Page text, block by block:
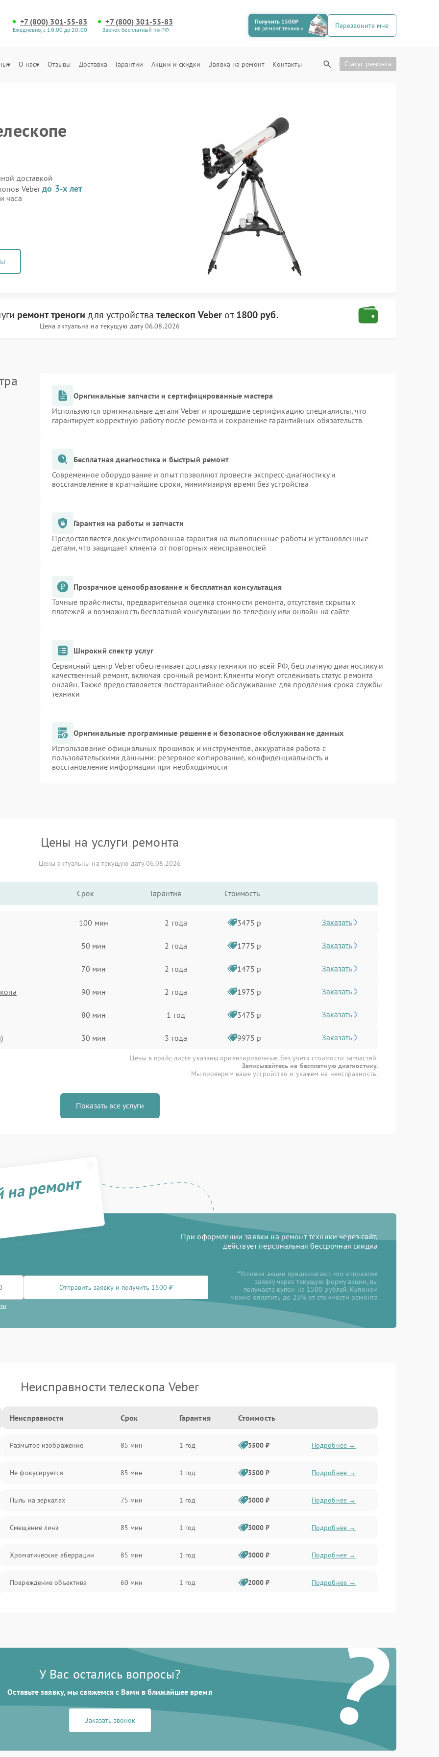
+7 (800) 301-55-83
Ежедневно, с 10:00 до 20:00
+7 (800) 301-55-83
Звонок бесплатный по РФ
Получить 1500₽
на ремонт техники
Перезвоните мне
О нас Отзывы Доставка Гарантии Акции и скидки Заявка на ремонт Контакты Статус ремонта
доставкой
Veberдо 3-х лет
часа
ремонт треноги для устройства телескоп Veber от1800 руб.
Цена актуальна на текущую дату 06.08.2026
Оригинальные запчасти и сертифицированные мастера
Используются оригинальные детали Veber и прошедшие сертификацию специалисты, что
гарантирует корректную работу после ремонта и сохранение гарантийных обязательств
Бесплатная диагностика и быстрый ремонт
Современное оборудование и опыт позволяют провести экспресс-диагностику и
восстановление в кратчайшие сроки, минимизируя время без устройства
Гарантия на работы и запчасти
Предоставляется документированная гарантия на выполненные работы и установленные
детали, что защищает клиента от повторных неисправностей
Прозрачное ценообразование и бесплатная консультация
Точные прайс-листы, предварительная оценка стоимости ремонта, отсутствие скрытых
платежей и возможность бесплатной консультации по телефону или онлайн на сайте
Широкий спектр услуг
Сервисный центр Veber обеспечивает доставку техники по всей РФ, бесплатную диагностику и
качественный ремонт, включая срочный ремонт. Клиенты могут отслеживать статус ремонта
онлайн. Также предоставляется постгарантийное обслуживание для продления срока службы
техники
Оригинальные программные решение и безопасное обслуживание данных
Использование официальных прошивок и инструментов, аккуратная работа с
пользовательскими данными: резервное копирование, конфиденциальность и
восстановление информации при необходимости
Цены на услуги ремонта
Цены актуальны на текущую дату 06.08.2026
Срок Гарантия Стоимость
100 мин 2 года 3475 р Заказать
50 мин 2 года 1775 р Заказать
70 мин 2 года 1475 р Заказать
90 мин 2 года 1975 р Заказать
80 мин 1 год 3475 р Заказать
30 мин 3 года 9975 р Заказать
Цены в прайс-листе указаны ориентировочные, без учета стоимости запчастей.
Записывайтесь на бесплатную диагностику.
Мы проверим ваше устройство и укажем на неисправность.
Показать все услуги
ремонт
При оформлении заявки на ремонт техники через сайт,
действует персональная бессрочная скидка
Отправить заявку и получить 1500 ₽
*Условия акции предполагают, что отправляя
заявку через текущую форму акции, вы
получаете купон на 1500 рублей. Купоном
можно оплатить до 25% от стоимости ремонта
Неисправности телескопа Veber
Неисправности Срок Гарантия Стоимость
Размытое изображение 85 мин 1 год 3500 ₽ Подробнее →
Не фокусируется 85 мин 1 год 3500 ₽ Подробнее →
Пыль на зеркалах 75 мин 1 год 3000 ₽ Подробнее →
Смещение линз 85 мин 1 год 3000 ₽ Подробнее →
Хроматические аберрации 85 мин 1 год 3000 ₽ Подробнее →
Повреждение объектива 60 мин 1 год 2000 ₽ Подробнее →
?
У Вас остались вопросы?
Оставьте заявку, мы свяжемся с Вами в ближайшее время
Заказать звонок